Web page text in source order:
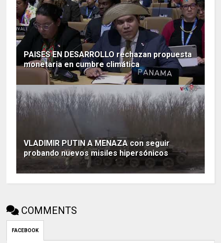
PAISES EN DESARROLLO rechazan propuesta
monetaria en cumbre climática
VLADIMIR PUTIN A MENAZA con seguir
probando nuevos misiles hipersónicos
COMMENTS
FACEBOOK